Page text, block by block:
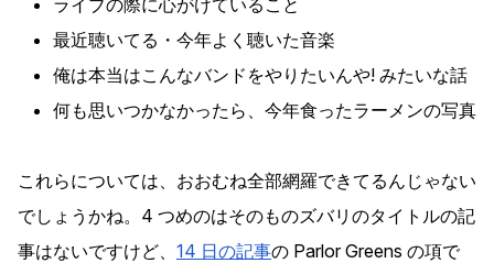
ライブの際に心がけていること
最近聴いてる・今年よく聴いた音楽
俺は本当はこんなバンドをやりたいんや! みたいな話
何も思いつかなかったら、今年食ったラーメンの写真
これらについては、おおむね全部網羅できてるんじゃない
でしょうかね。4 つめのはそのものズバリのタイトルの記
事はないですけど、 14 日の記事の Parlor Greens の項で